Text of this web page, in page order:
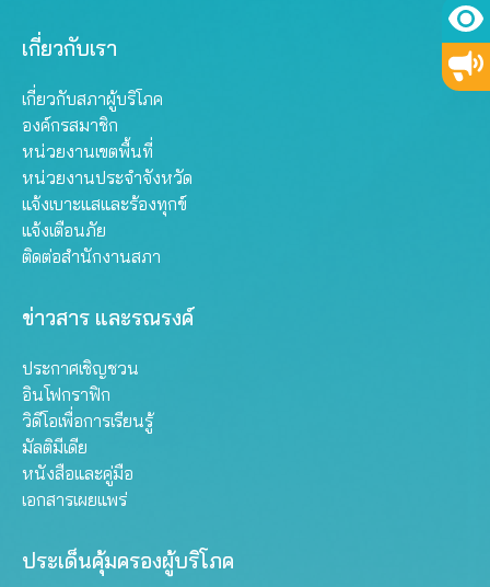
เกี่ยวกับเรา
เกี่ยวกับสภาผู้บริโภค
องค์กรสมาชิก
หน่วยงานเขตพื้นที่
หน่วยงานประจำจังหวัด
แจ้งเบาะแสและร้องทุกข์
แจ้งเตือนภัย
ติดต่อสำนักงานสภา
ข่าวสาร และรณรงค์
ประกาศเชิญชวน
อินโฟกราฟิก
วิดีโอเพื่อการเรียนรู้
มัลติมีเดีย
หนังสือและคู่มือ
เอกสารเผยแพร่
ประเด็นคุ้มครองผู้บริโภค